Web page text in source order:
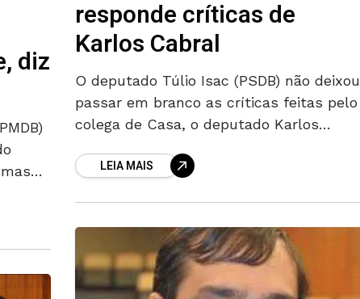
responde críticas de
Karlos Cabral
O deputado Túlio Isac (PSDB) não deixou
passar em branco as críticas feitas pelo
colega de Casa, o deputado Karlos
conforme já havia
LEIA MAIS
diz